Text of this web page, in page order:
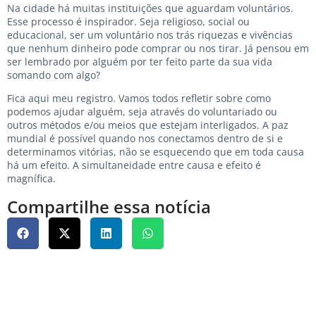
Na cidade há muitas instituições que aguardam voluntários.
Esse processo é inspirador. Seja religioso, social ou
educacional, ser um voluntário nos trás riquezas e vivências
que nenhum dinheiro pode comprar ou nos tirar. Já pensou em
ser lembrado por alguém por ter feito parte da sua vida
somando com algo?
Fica aqui meu registro. Vamos todos refletir sobre como
podemos ajudar alguém, seja através do voluntariado ou
outros métodos e/ou meios que estejam interligados. A paz
mundial é possível quando nos conectamos dentro de si e
determinamos vitórias, não se esquecendo que em toda causa
há um efeito. A simultaneidade entre causa e efeito é
magnífica.
Compartilhe essa notícia